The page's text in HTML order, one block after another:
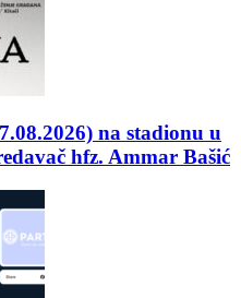
na stadionu u
hfz. Ammar Bašić